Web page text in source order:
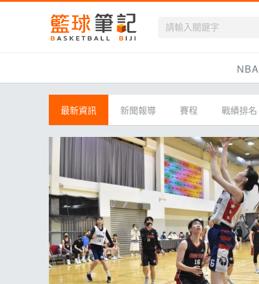
NBA
最新資訊
賽程
戰績排名
球隊資訊
最新資訊 新聞報導 賽程 戰績排名